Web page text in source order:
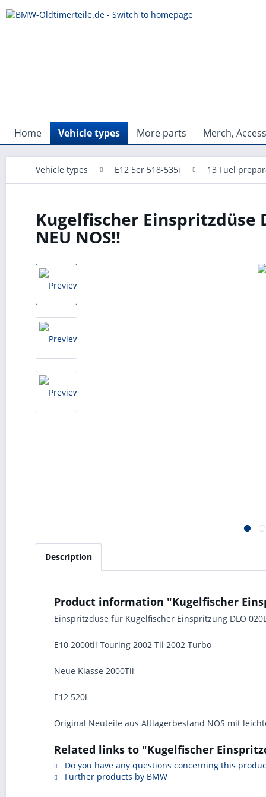
Home Vehicle types More parts Merch,
Vehicle types E12 5er 518-535i 13 Fuel
Kugelfischer Einspritzdüse
NEU NOS!!
Description
Product information "Kugelfischer
Einspritzdüse für Kugelfischer Einspritzung DLO
E10 2000tii Touring 2002 Tii 2002 Turbo
Neue Klasse 2000Tii
E12 520i
Original Neuteile aus Altlagerbestand NOS mit
Related links to "Kugelfischer
Do you have any questions concerning this
Further products by BMW